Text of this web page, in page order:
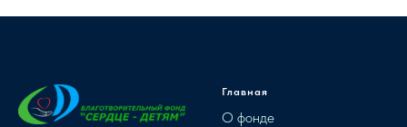
Главная
О фонде